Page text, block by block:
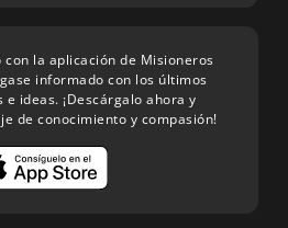
con la aplicación de Misioneros
informado con los últimos
ideas. ¡Descárgalo ahora y
de conocimiento y compasión!